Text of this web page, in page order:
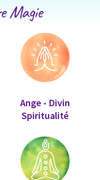
Magie
Ange - Divin
Spiritualité